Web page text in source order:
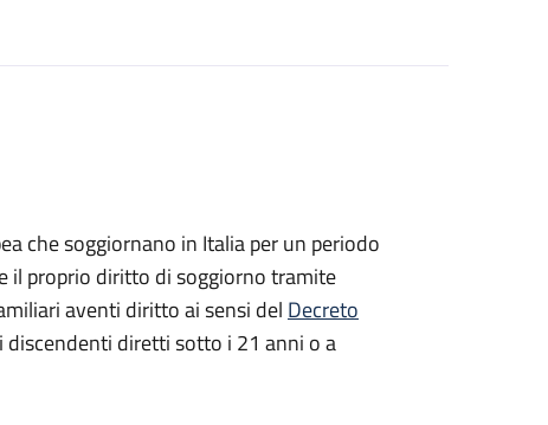
che soggiornano in Italia per un periodo
il proprio diritto di soggiorno tramite
aventi diritto ai sensi del Decreto
discendenti diretti sotto i 21 anni o a